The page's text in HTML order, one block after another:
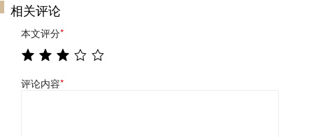
相关评论
本文评分*
评论内容*